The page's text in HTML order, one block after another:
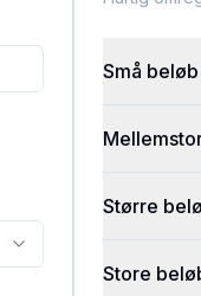
Små
Større
Store